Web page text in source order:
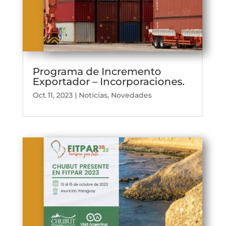
Programa de Incremento
Exportador – Incorporaciones.
Oct 11, 2023| Noticias, Novedades